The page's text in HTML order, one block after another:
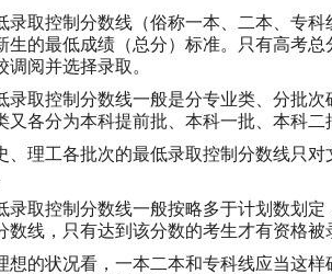
录取控制分数线（俗称一本、二本、专
生的最低成绩（总分）标准。只有高考
调阅并选择录取。
录取控制分数线一般是分专业类、分批
又各分为本科提前批、本科一批、本科二
、理工各批次的最低录取控制分数线只
录取控制分数线一般按略多于计划数划
数线，只有达到该分数的考生才有资格被
想的状况看，一本二本和专科线应当这